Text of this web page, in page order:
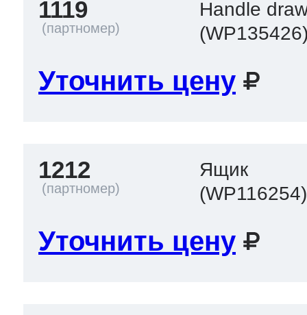
1119
Handle
Уточнить цену
1212
Ящик
(WP116254)
Уточнить цену